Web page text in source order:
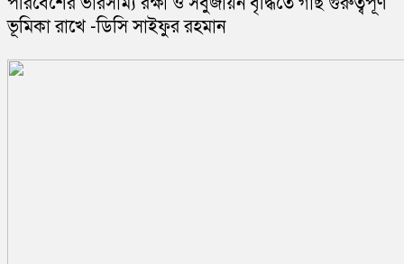
ভূমিকা রাখে -ডিসি সাইফুর রহমান